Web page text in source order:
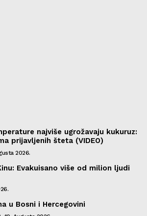
najviše ugrožavaju kukuruz:
prijavljenih šteta (VIDEO)
2026.
Evakuisano više od milion ljudi
u Bosni i Hercegovini